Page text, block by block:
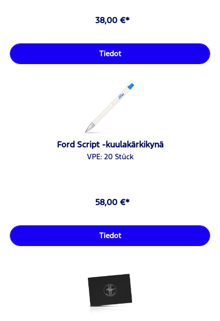
38,00 €*
Tiedot
Ford Script -kuulakärkikynä
VPE: 20 Stück
58,00 €*
Tiedot